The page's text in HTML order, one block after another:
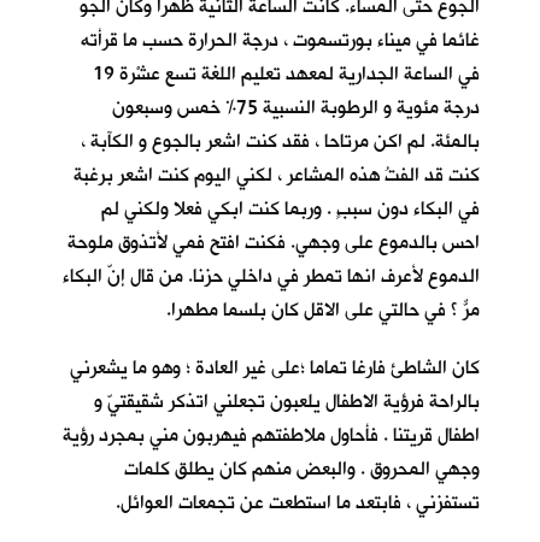
غائما في ميناء بورتسموت ، درجة الحرارة حسب ما قرأته
في الساعة الجدارية لمعهد تعليم اللغة تسع عشْرة 19
درجة مئوية و الرطوبة النسبية 75% خمس وسبعون
بالمئة. لم اكن مرتاحا ، فقد كنت اشعر بالجوع و الكآبة ،
كنت قد الفتُ هذه المشاعر ، لكني اليوم كنت اشعر برغبة
في البكاء دون سببٍ . وربما كنت ابكي فعلا ولكني لم
احس بالدموع على وجهي. فكنت افتح فمي لأتذوق ملوحة
الدموع لأعرف انها تمطر في داخلي حزنا. من قال إنّ البكاء
مرٌّ ؟ في حالتي على الاقل كان بلسما مطهرا.
كان الشاطئ فارغا تماما ؛على غير العادة ؛ وهو ما يشعرني
بالراحة فرؤية الاطفال يلعبون تجعلني اتذكر شقيقتيّ و
اطفال قريتنا . فأحاول ملاطفتهم فيهربون مني بمجرد رؤية
وجهي المحروق . والبعض منهم كان يطلق كلمات
تستفزني ، فابتعد ما استطعت عن تجمعات العوائل.